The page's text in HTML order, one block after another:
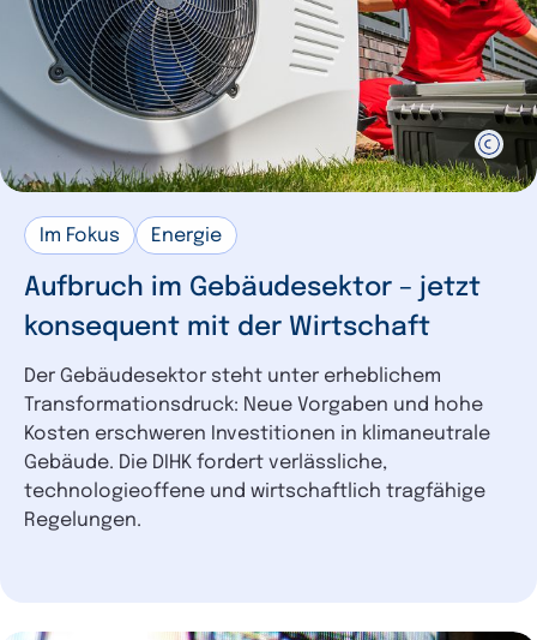
Im Fokus Energie
Aufbruch im Gebäudesektor – jetzt
konsequent mit der Wirtschaft
Der Gebäudesektor steht unter erheblichem
Transformationsdruck: Neue Vorgaben und hohe
Kosten erschweren Investitionen in klimaneutrale
Gebäude. Die DIHK fordert verlässliche,
technologieoffene und wirtschaftlich tragfähige
Regelungen.